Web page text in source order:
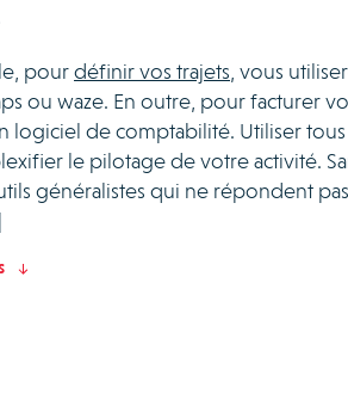
pourdéfinir vos trajets , vous
ou waze. En outre, pour facturer
logiciel de comptabilité. Utiliser tous
le pilotage de votre activité.
généralistes qui ne répondent